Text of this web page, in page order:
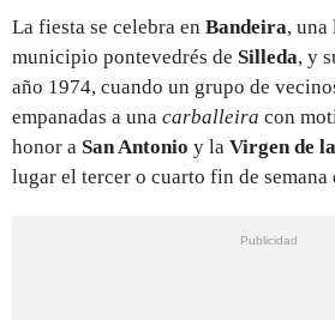
La fiesta se celebra en Bandeira,
municipio pontevedrés de Silleda, y
año 1974, cuando un grupo de
empanadas a una carballeira con
honor a San Antonio y la Virgen de
lugar el tercer o cuarto fin de semana